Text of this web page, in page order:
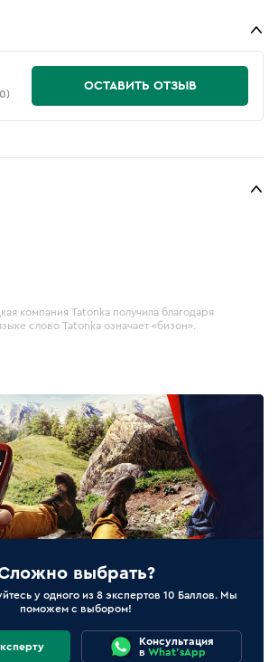
ОСТАВИТЬ ОТЗЫВ
компания Tatonka получила благодаря
слово Tatonka означает «бизон».
выбрать?
у одного из 8 экспертов 10 Баллов. Мы
поможем с выбором!
Консультация
в What'sApp